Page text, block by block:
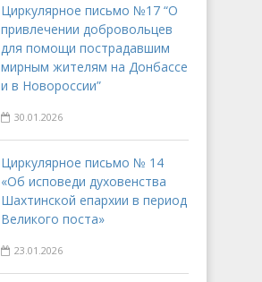
Циркулярное письмо №17 “О
привлечении добровольцев
для помощи пострадавшим
мирным жителям на Донбассе
и в Новороссии”
30.01.2026
Циркулярное письмо № 14
«Об исповеди духовенства
Шахтинской епархии в период
Великого поста»
23.01.2026